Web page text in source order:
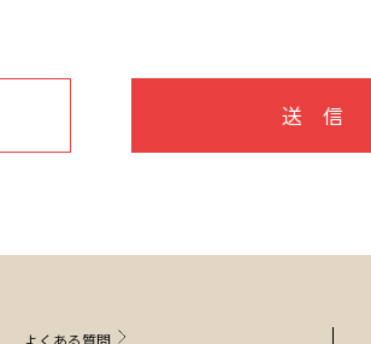
送 信
よくある質問